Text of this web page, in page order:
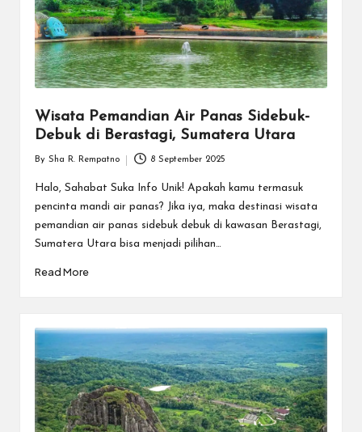
Wisata Pemandian Air Panas Sidebuk-
Debuk di Berastagi, Sumatera Utara
by
By Sha R. Rempatno 8 September 2025
Halo, Sahabat Suka Info Unik! Apakah kamu termasuk
pencinta mandi air panas? Jika iya, maka destinasi wisata
pemandian air panas sidebuk debuk di kawasan Berastagi,
Sumatera Utara bisa menjadi pilihan…
Read More